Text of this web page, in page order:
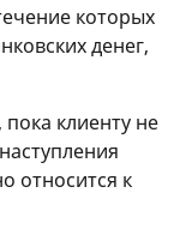
которых
денег,
клиенту не
относится к